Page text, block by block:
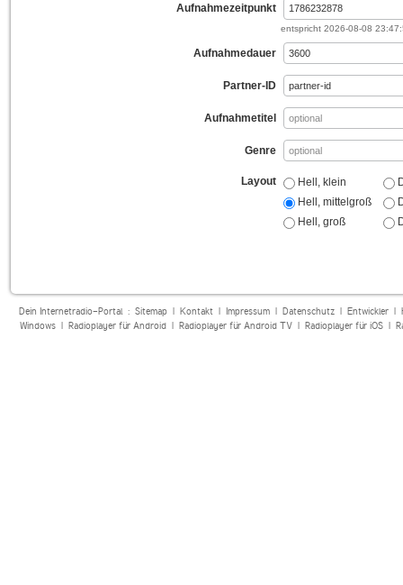
Aufnahmezeitpunkt
entspricht 2026-08-08
Aufnahmedauer
Partner-ID
Aufnahmetitel
Genre
Layout
Hell, klein
Hell, mittelgroß
Hell, groß
Dein Internetradio-Portal : Sitemap| Kontakt| Impressum| Datenschutz| Entwickler|
Windows| Radioplayer für Android| Radioplayer für Android TV| Radioplayer für iOS|